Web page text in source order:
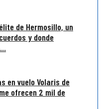
de Hermosillo, un
y donde
en vuelo Volaris de
ofrecen 2 mil de